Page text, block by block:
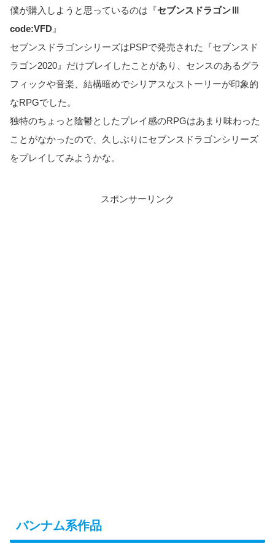
僕が購入しようと思っているのは『セブンスドラゴンⅢ
code:VFD 』
セブンスドラゴンシリーズはPSPで発売された『セブンスド
ラゴン2020』だけプレイしたことがあり、センスのあるグラ
フィックや音楽、結構暗めでシリアスなストーリーが印象的
なRPGでした。
独特のちょっと陰鬱としたプレイ感のRPGはあまり味わった
ことがなかったので、久しぶりにセブンスドラゴンシリーズ
をプレイしてみようかな。
スポンサーリンク
バンナム系作品